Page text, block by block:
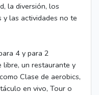
la diversión, los
y las actividades no te
4 y para 2
libre, un restaurante y
Clase de aerobics,
en vivo, Tour o